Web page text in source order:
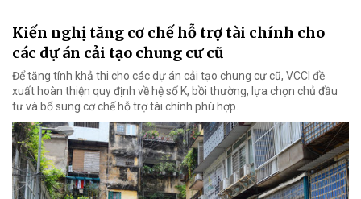
Kiến nghị tăng cơ chế hỗ trợ tài chính cho
các dự án cải tạo chung cư cũ
Để tăng tính khả thi cho các dự án cải tạo chung cư cũ, VCCI đề
xuất hoàn thiện quy định về hệ số K, bồi thường, lựa chọn chủ đầu
tư và bổ sung cơ chế hỗ trợ tài chính phù hợp.